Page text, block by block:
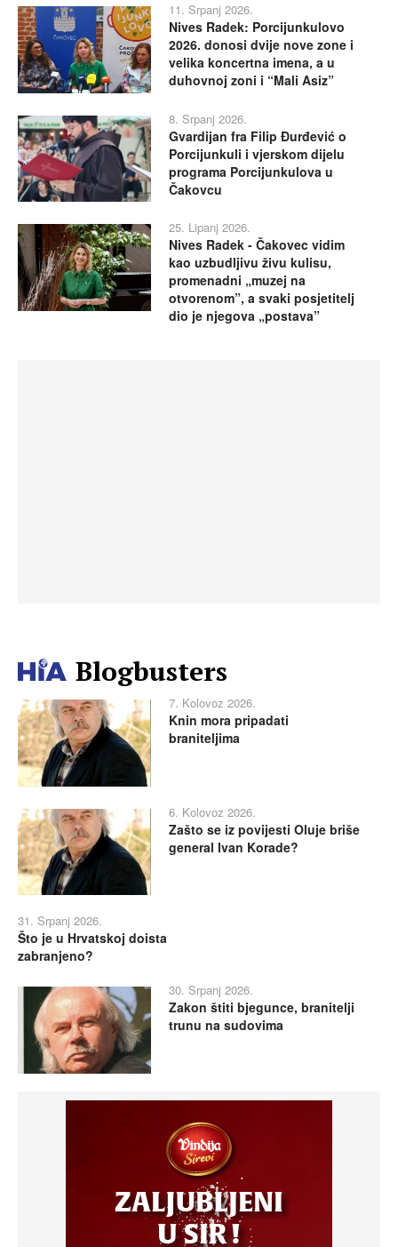
11. Srpanj 2026.
Nives Radek: Porcijunkulovo
2026. donosi dvije nove zone i
velika koncertna imena, a u
duhovnoj zoni i “Mali Asiz”
8. Srpanj 2026.
Gvardijan fra Filip Đurđević o
Porcijunkuli i vjerskom dijelu
programa Porcijunkulova u
Čakovcu
25. Lipanj 2026.
Nives Radek - Čakovec vidim
kao uzbudljivu živu kulisu,
promenadni „muzej na
otvorenom”, a svaki posjetitelj
dio je njegova „postava”
Blogbusters
7. Kolovoz 2026.
Knin mora pripadati
braniteljima
6. Kolovoz 2026.
Zašto se iz povijesti Oluje briše
general Ivan Korade?
31. Srpanj 2026.
Što je u Hrvatskoj doista
zabranjeno?
30. Srpanj 2026.
Zakon štiti bjegunce, branitelji
trunu na sudovima